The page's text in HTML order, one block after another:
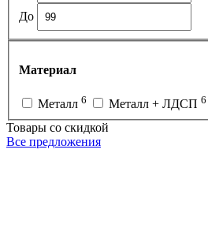
До
Материал
Металл 6 Металл + ЛДСП 6
Товары со скидкой
Все предложения